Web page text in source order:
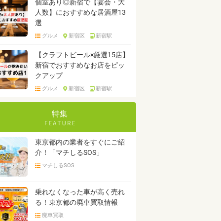
個室あり◎新宿で【宴会・大
人数】におすすめな居酒屋13
選
グルメ 新宿区 新宿駅
【クラフトビール×厳選15店】
新宿でおすすめなお店をピッ
クアップ
グルメ 新宿区 新宿駅
特集
東京都内の業者をすぐにご紹
介！「マチしるSOS」
マチしるSOS
乗れなくなった車が高く売れ
る！東京都の廃車買取情報
廃車買取